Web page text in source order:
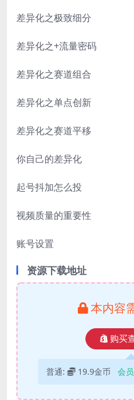
差异化之极致细分
差异化之+流量密码
差异化之赛道组合
差异化之单点创新
差异化之赛道平移
你自己的差异化
起号抖加怎么投
视频质量的重要性
账号设置
资源下载地址
本内容
购买
普通: 19.9金币 会